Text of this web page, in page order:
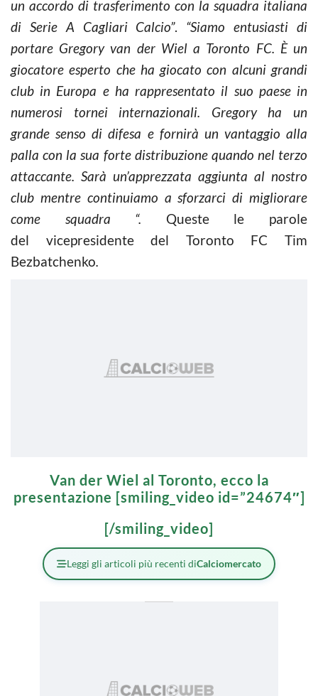
un accordo di trasferimento con la squadra italiana
di Serie A Cagliari Calcio”. “Siamo entusiasti di
portare Gregory van der Wiel a Toronto FC. È un
giocatore esperto che ha giocato con alcuni grandi
club in Europa e ha rappresentato il suo paese in
numerosi tornei internazionali. Gregory ha un
grande senso di difesa e fornirà un vantaggio alla
palla con la sua forte distribuzione quando nel terzo
attaccante. Sarà un’apprezzata aggiunta al nostro
club mentre continuiamo a sforzarci di migliorare
come squadra “. Queste le parole
del vicepresidente del Toronto FC Tim
Bezbatchenko.
Van der Wiel al Toronto, ecco la
presentazione [smiling_video id=”24674″]
[/smiling_video]
Leggi gli articoli più recenti diCalciomercato